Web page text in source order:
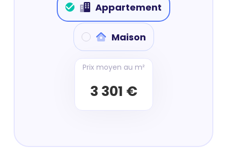
Appartement
Maison
Prix moyen au m²
3 301 €